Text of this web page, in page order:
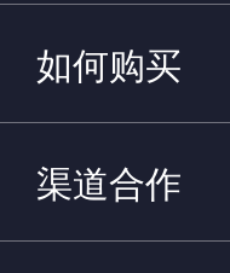
如何购买
渠道合作